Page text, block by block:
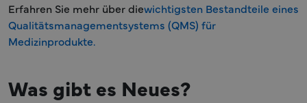
Erfahren Sie mehr über diewichtigsten Bestandteile eines
Qualitätsmanagementsystems (QMS) für
Medizinprodukte.
Was gibt es Neues?